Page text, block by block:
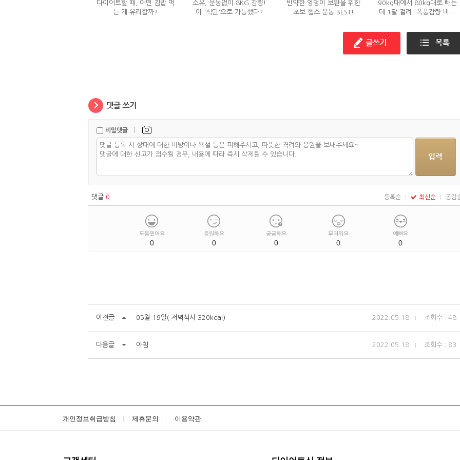
다이어트할 때, 어떤 김밥 먹
는 게 유리할까?
소유, 운동없이 8KG 감량!
이 '식단'으로 가능했다?
빈약한 엉덩이 보완을 위한
초보 헬스 운동 BEST!
90kg대에서 80kg대로 빼는
데 1달 걸려! 폭풍감량 비결
비밀댓글 |
댓글 0 등록순 최신순 공감
도움됐어요
0
응원해요
0
궁금해요
0
부러워요
0
예뻐요
0
이전글 05월 19일( 저녁식사 320kcal) 2022.05.18 조회수 : 48
다음글 아침 2022.05.18 조회수 : 83
개인정보취급방침 제휴문의 이용약관